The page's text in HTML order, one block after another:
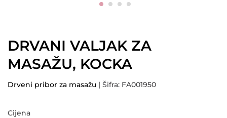
DRVANI VALJAK ZA
MASAŽU, KOCKA
Drveni pribor za masažu | Šifra: FA001950
Cijena